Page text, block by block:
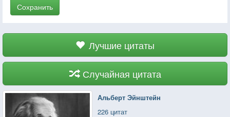
Сохранить
Лучшие цитаты
Случайная цитата
Альберт Эйнштейн
226 цитат